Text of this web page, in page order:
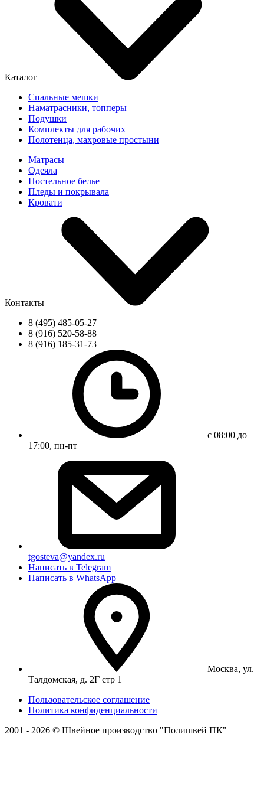
Каталог
Спальные мешки
Наматрасники, топперы
Подушки
Комплекты для рабочих
Полотенца, махровые простыни
Матрасы
Одеяла
Постельное белье
Пледы и покрывала
Кровати
Контакты
8 (495) 485-05-27
8 (916) 520-58-88
8 (916) 185-31-73
с 08:00 до
17:00, пн-пт
tgosteva@yandex.ru
Написать в Telegram
Написать в WhatsApp
Москва, ул.
Талдомская, д. 2Г стр 1
Пользовательское соглашение
Политика конфиденциальности
2001 - 2026 © Швейное производство "Полишвей ПК"